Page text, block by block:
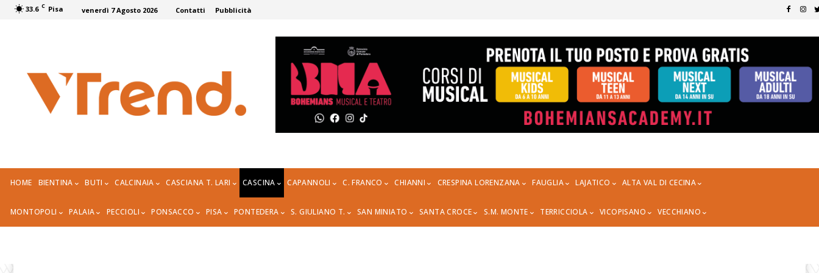
33.6 C Pisa venerdì 7 Agosto 2026 Contatti Pubblicità
HOME BIENTINA BUTI CALCINAIA CASCIANA T. LARI CASCINA CAPANNOLI C. FRANCO CHIANNI CRESPINA LORENZANA FAUGLIA LAJATICO ALTA VAL DI CECINA
MONTOPOLI PALAIA PECCIOLI PONSACCO PISA PONTEDERA S. GIULIANO T. SAN MINIATO SANTA CROCE S.M. MONTE TERRICCIOLA VICOPISANO VECCHIANO